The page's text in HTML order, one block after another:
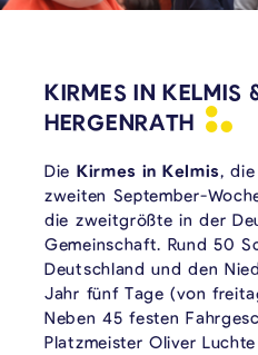
KIRMES IN KELMIS
HERGENRATH
Die Kirmes in Kelmis,
zweiten September-
die zweitgrößte in der
Gemeinschaft. Rund 50
Deutschland und den
Jahr fünf Tage (von
Neben 45 festen
Platzmeister Oliver